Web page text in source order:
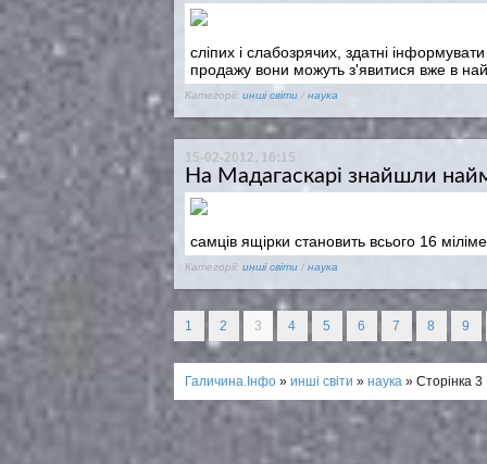
сліпих і слабозрячих, здатні
продажу вони можуть з'явитися вже в
Категорії: инші світи / наука
15-02-2012, 16:15
На Мадагаскарі знайшли
самців ящірки становить всього 16
Категорії: инші світи / наука
1 2 3 4 5 6 7 8 9
Галичина.Інфо » инші світи » наука » Сторінка 3